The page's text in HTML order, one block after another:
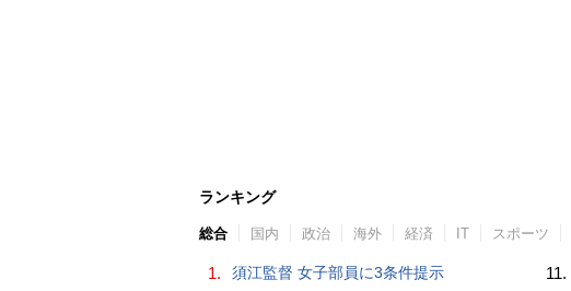
ランキング
総合 国内 政治 海外 経済 IT スポーツ
1. 須江監督 女子部員に3条件提示 11.